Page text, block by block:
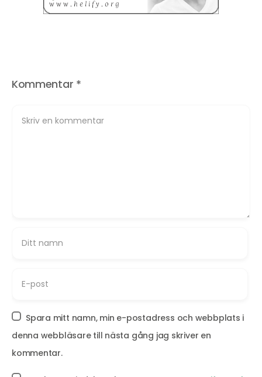
Kommentar *
Spara mitt namn, min e-postadress och webbplats i
denna webbläsare till nästa gång jag skriver en
kommentar.